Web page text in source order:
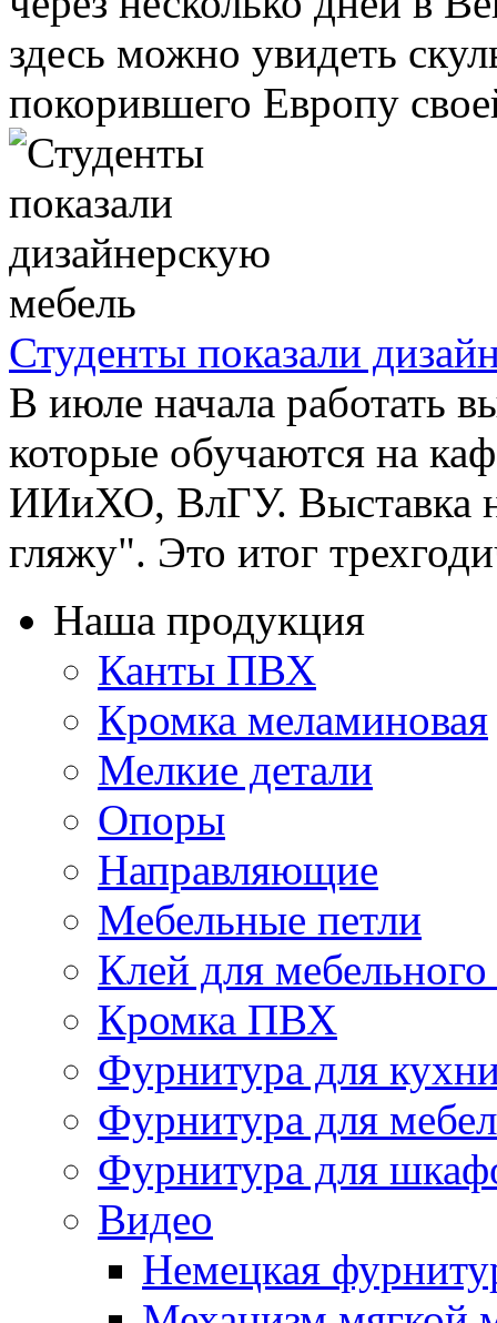
здесь можно увидеть
покорившего Европу
Студенты показали
В июле начала работать
которые обучаются на
ИИиХО, ВлГУ. Выставка
гляжу". Это итог
Наша продукция
Канты ПВХ
Кромка меламиновая
Мелкие детали
Опоры
Направляющие
Мебельные петли
Клей для мебельного
Кромка ПВХ
Фурнитура для
Фурнитура для
Фурнитура для
Видео
Немецкая